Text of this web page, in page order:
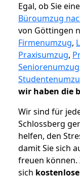
Egal, ob Sie
Büroumzug
von Göttingen
Firmenumzug,
Praxisumzug,
wir haben die
Wir sind für
Schlossberg
helfen, den
damit Sie sich
freuen können.
sich